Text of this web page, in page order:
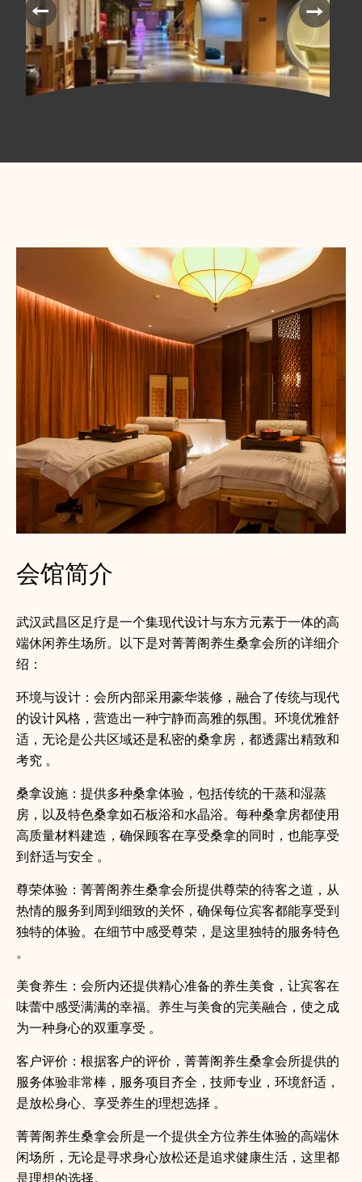
会馆简介
武汉武昌区足疗是一个集现代设计与东方元素于一体的高
端休闲养生场所。以下是对菁菁阁养生桑拿会所的详细介
绍：
环境与设计：会所内部采用豪华装修，融合了传统与现代
的设计风格，营造出一种宁静而高雅的氛围。环境优雅舒
适，无论是公共区域还是私密的桑拿房，都透露出精致和
考究 。
桑拿设施：提供多种桑拿体验，包括传统的干蒸和湿蒸
房，以及特色桑拿如石板浴和水晶浴。每种桑拿房都使用
高质量材料建造，确保顾客在享受桑拿的同时，也能享受
到舒适与安全 。
尊荣体验：菁菁阁养生桑拿会所提供尊荣的待客之道，从
热情的服务到周到细致的关怀，确保每位宾客都能享受到
独特的体验。在细节中感受尊荣，是这里独特的服务特色
。
美食养生：会所内还提供精心准备的养生美食，让宾客在
味蕾中感受满满的幸福。养生与美食的完美融合，使之成
为一种身心的双重享受 。
客户评价：根据客户的评价，菁菁阁养生桑拿会所提供的
服务体验非常棒，服务项目齐全，技师专业，环境舒适，
是放松身心、享受养生的理想选择 。
菁菁阁养生桑拿会所是一个提供全方位养生体验的高端休
闲场所，无论是寻求身心放松还是追求健康生活，这里都
是理想的选择。